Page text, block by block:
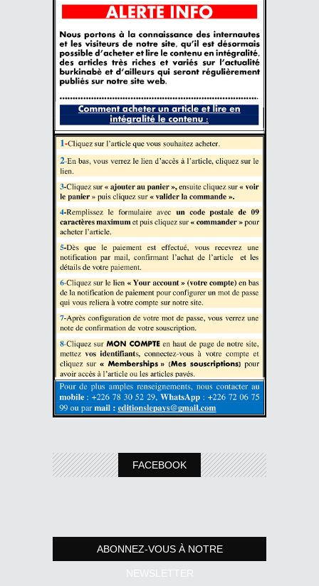
FACEBOOK
ABONNEZ-VOUS À NOTRE
NEWSLETTER